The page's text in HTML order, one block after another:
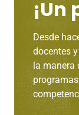
¡Un
Desde
docentes
la manera